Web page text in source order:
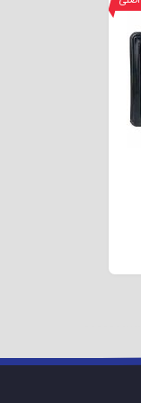
است. تنظمیات سرعت
قابلیت خاموش شدن
گیری ۵ حالت است که برای